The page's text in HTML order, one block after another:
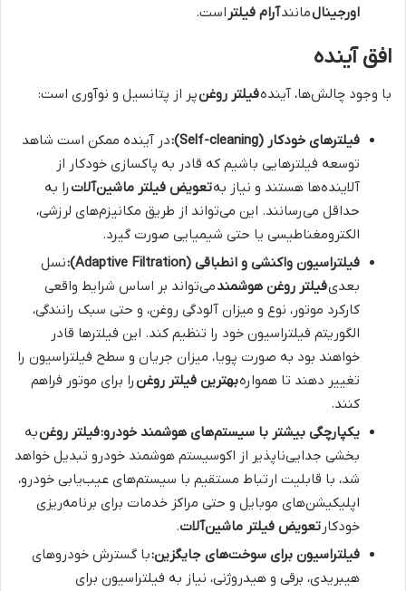
اورجینالمانندآرام فیلتر است.
افق آینده
با وجود چالش‌ها، آیندهفیلتر روغنپر از پتانسیل و نوآوری است:
فیلترهای خودکار (Self-cleaning):
در آینده ممکن است شاهد
توسعه فیلترهایی باشیم که قادر به پاکسازی خودکار از
آلاینده‌ها هستند و نیاز بهتعویض فیلتر ماشین‌آلات را به
حداقل می‌رسانند. این می‌تواند از طریق مکانیزم‌های لرزشی،
الکترومغناطیسی یا حتی شیمیایی صورت گیرد.
فیلتراسیون واکنشی و انطباقی (Adaptive Filtration):
نسل
بعدیفیلتر روغن هوشمندمی‌تواند بر اساس شرایط واقعی
کارکرد موتور، نوع و میزان آلودگی روغن، و حتی سبک رانندگی،
الگوریتم فیلتراسیون خود را تنظیم کند. این فیلترها قادر
خواهند بود به صورت پویا، میزان جریان و سطح فیلتراسیون را
تغییر دهند تا هموارهبهترین فیلتر روغنرا برای موتور فراهم
کنند.
یکپارچگی بیشتر با سیستم‌های هوشمند خودرو:فیلتر روغنبه
بخشی جدایی‌ناپذیر از اکوسیستم هوشمند خودرو تبدیل خواهد
شد، با قابلیت ارتباط مستقیم با سیستم‌های عیب‌یابی خودرو،
اپلیکیشن‌های موبایل و حتی مراکز خدمات برای برنامه‌ریزی
خودکار تعویض فیلتر ماشین‌آلات.
فیلتراسیون برای سوخت‌های جایگزین:با گسترش خودروهای
هیبریدی، برقی و هیدروژنی، نیاز به فیلتراسیون برای